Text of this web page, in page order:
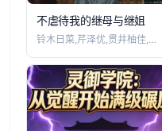
不虐待我的继母与继姐
铃木日菜,芹泽优,贯井柚佳,麦穗杏菜,根